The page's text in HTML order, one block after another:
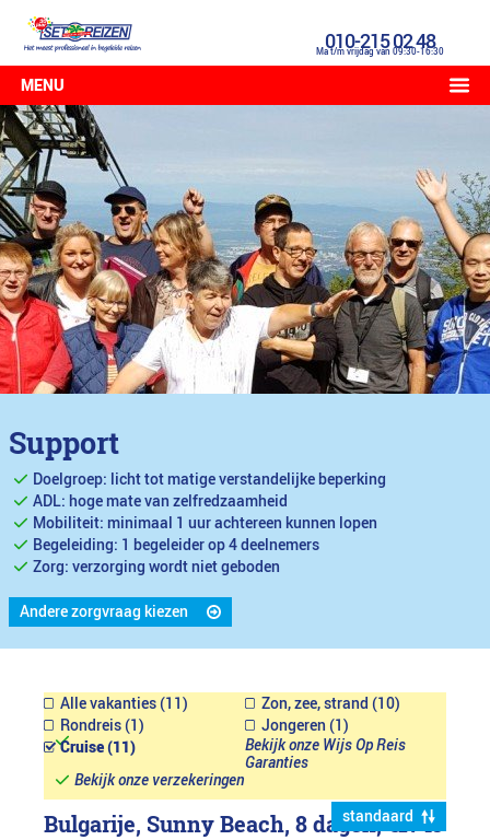
010-215 02 48
Ma t/m vrijdag van 09:30-16:30
MENU
Support
Doelgroep: licht tot matige verstandelijke beperking
ADL: hoge mate van zelfredzaamheid
Mobiliteit: minimaal 1 uur achtereen kunnen lopen
Begeleiding: 1 begeleider op 4 deelnemers
Zorg: verzorging wordt niet geboden
Andere zorgvraag kiezen
Alle vakanties (11)
Zon, zee, strand (10)
Rondreis (1)
Jongeren (1)
Cruise (11)
Bekijk onze Wijs Op Reis
Garanties
Bekijk onze verzekeringen
standaard
Bulgarije, Sunny Beach, 8 dagen,€1749